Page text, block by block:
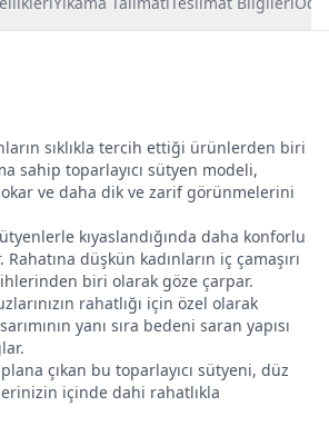
sıklıkla tercih ettiği ürünlerden biri
sahip toparlayıcı sütyen modeli,
ve daha dik ve zarif görünmelerini
kıyaslandığında daha konforlu
düşkün kadınların iç çamaşırı
biri olarak göze çarpar.
rahatlığı için özel olarak
yanı sıra bedeni saran yapısı
çıkan bu toparlayıcı sütyeni, düz
içinde dahi rahatlıkla